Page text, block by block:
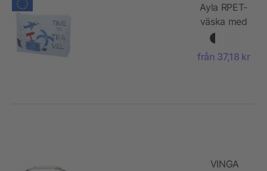
Ayla RPET-
väska med
sublimering
från 37,18 kr
VINGA